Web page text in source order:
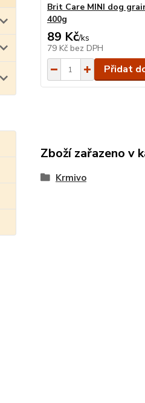
Brit Care MINI dog
400g
89 Kč/ks
79 Kč bez DPH
Přidat
Zboží zařazeno v
Krmivo